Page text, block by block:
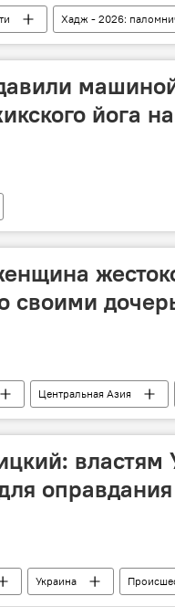
Хадж - 2026:
йога
своими
Центральная Азия
властям
Украина